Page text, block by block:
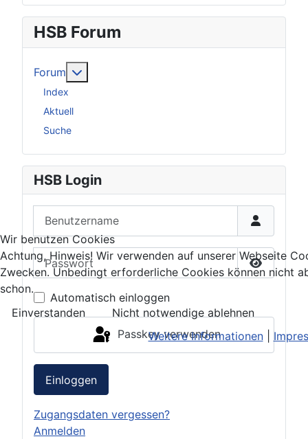
HSB Forum
Forum
Index
Aktuell
Suche
HSB Login
Passwort
Passwort
Automatisch einloggen
Passkey verwenden
Einloggen
Zugangsdaten vergessen?
Anmelden
Wir benutzen Cookies
Achtung, Hinweis! Wir verwenden auf unserer Webseite
Zwecken. Unbedingt erforderliche Cookies können nicht
schon.
Einverstanden
Nicht notwendige ablehnen
Weitere Informationen|